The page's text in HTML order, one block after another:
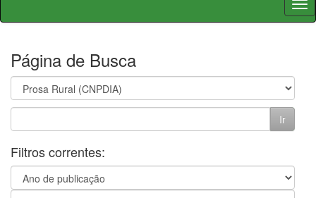
Página de Busca
Filtros correntes: